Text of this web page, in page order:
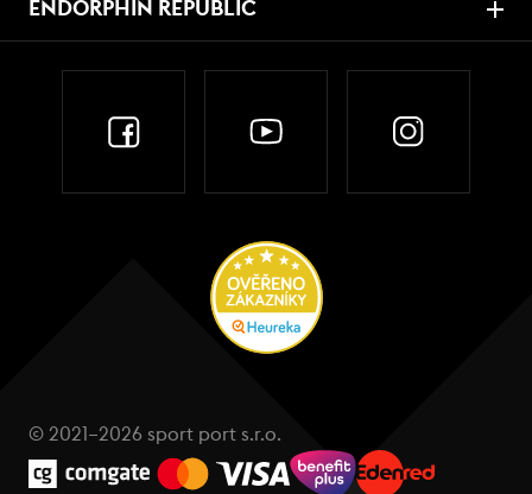
ENDORPHIN REPUBLIC
© 2021–2026 sport port s.r.o.